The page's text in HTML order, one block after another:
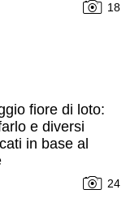
18
fiore di loto:
e diversi
in base al
24